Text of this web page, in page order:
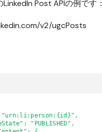
Post APIの例です：
v2/ugcPosts
"PUBLISHED",